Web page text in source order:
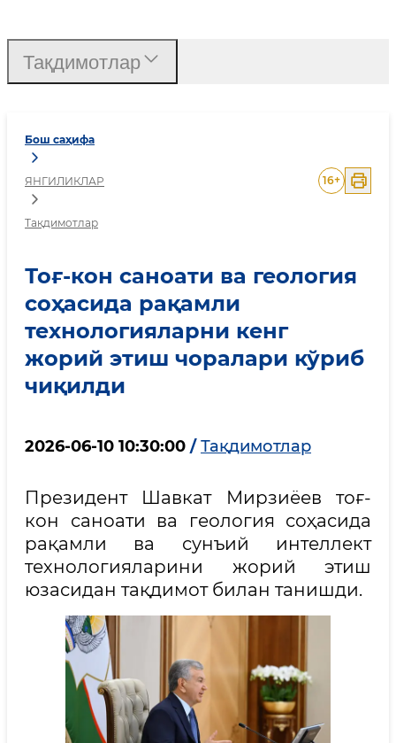
Бош саҳифа
ЯНГИЛИКЛАР
Тақдимотлар
16+
Тоғ-кон саноати ва геология
соҳасида рақамли
технологияларни кенг
жорий этиш чоралари кўриб
чиқилди
2026-06-10 10:30:00 / Тақдимотлар
Президент Шавкат Мирзиёев тоғ-
кон саноати ва геология соҳасида
рақамли ва сунъий интеллект
технологияларини жорий этиш
юзасидан тақдимот билан танишди.
Тақдимотлар